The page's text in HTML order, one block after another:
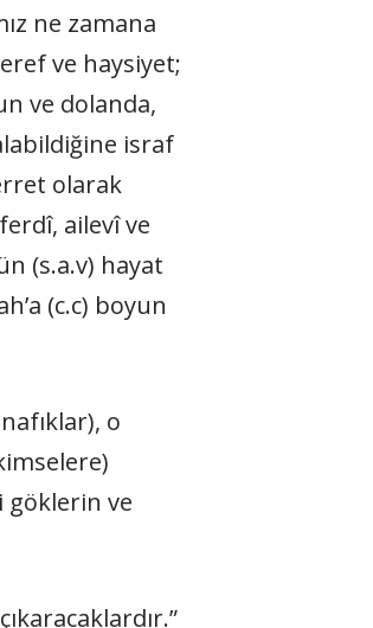
ne zamana
ve haysiyet;
ve dolanda,
israf
olarak
ailevî ve
(s.a.v) hayat
(c.c) boyun
o
göklerin ve